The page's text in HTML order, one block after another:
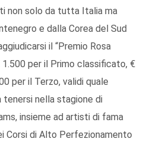
non solo da tutta Italia ma
e dalla Corea del Sud
il “Premio Rosa
per il Primo classificato, €
per il Terzo, validi quale
nella stagione di
insieme ad artisti di fama
Corsi di Alto Perfezionamento